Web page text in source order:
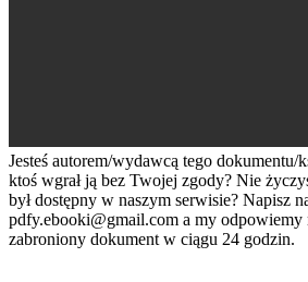
Jesteś autorem/wydawcą tego dokumentu/
ktoś wgrał ją bez Twojej zgody? Nie
był dostępny w naszym serwisie? Napisz
pdfy.ebooki@gmail.com a my odpowiemy
zabroniony dokument w ciągu 24 godzin.